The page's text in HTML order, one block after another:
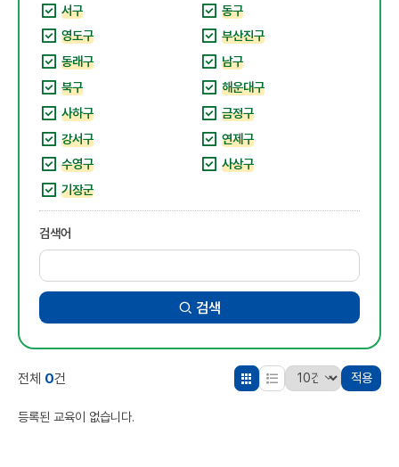
서구
동구
영도구
부산진구
동래구
남구
북구
해운대구
사하구
금정구
강서구
연제구
수영구
사상구
기장군
검색어
검색
전체 0건 적용
등록된 교육이 없습니다.